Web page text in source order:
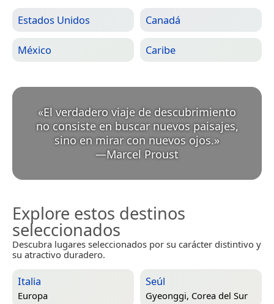
Estados Unidos Canadá
México Caribe
«El verdadero viaje de descubrimiento
no consiste en buscar nuevos paisajes,
sino en mirar con nuevos ojos.
—Marcel Proust
Explore estos destinos
seleccionados
Descubra lugares seleccionados por su carácter distintivo y
su atractivo duradero.
Italia
Europa
Seúl
Gyeonggi, Corea del Sur